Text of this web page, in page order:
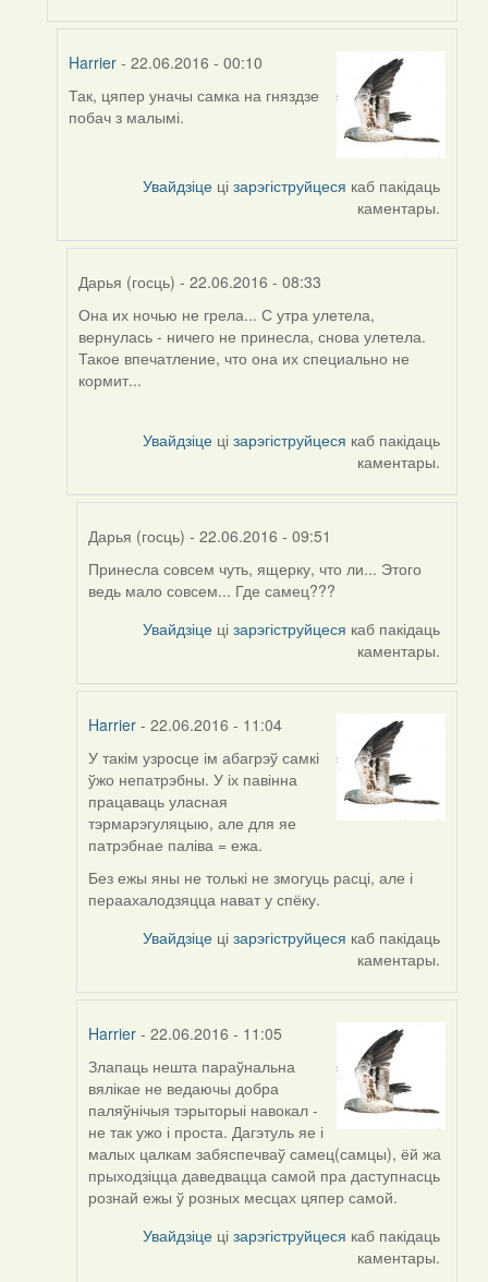
Harrier - 22.06.2016 - 00:10
In
reply
Так, цяпер уначы самка на гняздзе
побач з малымі.
Увайдзіце цізарэгіструйцеся каб пакідаць
каментары.
Дарья (госць) - 22.06.2016 - 08:33
In
reply
to
by
Она их ночью не грела... С утра улетела,
вернулась - ничего не принесла, снова улетела.
Такое впечатление, что она их специально не
кормит...
Увайдзіце цізарэгіструйцеся каб пакідаць
каментары.
Дарья (госць) - 22.06.2016 - 09:51
In
reply
(госць)
Принесла совсем чуть, ящерку, что ли... Этого
ведь мало совсем... Где самец???
Увайдзіце цізарэгіструйцеся каб пакідаць
каментары.
Harrier - 22.06.2016 - 11:04
In
reply
to
by
Дарья
(госць)
У такім узросце ім абагрэў самкі
ўжо непатрэбны. У іх павінна
працаваць уласная
тэрмарэгуляцыю, але для яе
патрэбнае паліва = ежа.
Без ежы яны не толькі не змогуць расці, але і
пераахалодзяцца нават у спёку.
Увайдзіце цізарэгіструйцеся каб пакідаць
каментары.
Harrier - 22.06.2016 - 11:05
In
reply
to
by
Дарья
(госць)
Злапаць нешта параўнальна
вялікае не ведаючы добра
паляўнічыя тэрыторыі навокал -
не так ужо і проста. Дагэтуль яе і
малых цалкам забяспечваў самец(самцы), ёй жа
прыходзіцца даведвацца самой пра даступнасць
рознай ежы ў розных месцах цяпер самой.
Увайдзіце цізарэгіструйцеся каб пакідаць
каментары.